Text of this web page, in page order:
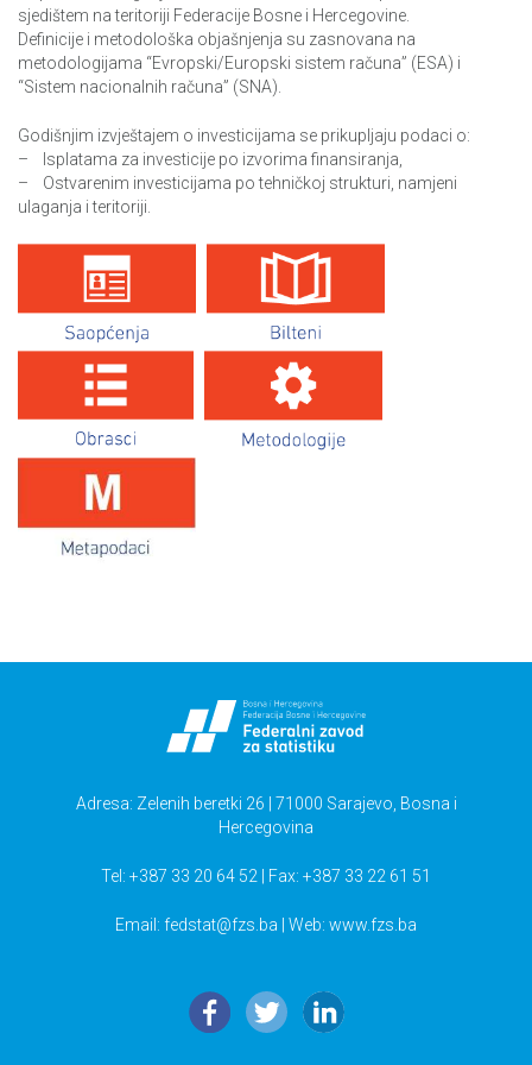
Anketa o potrošnji energije u domaćinstvima/kućanstvima
Mjerenje životnog standarda u BiH (LSMS)
Upotreba informaciono-komunikaciskih tehnologija u
preduzećima
Upotreba informaciono-komunikaciskih tehnologija u
Živjeti u BiH
Anketa o privatnim i poslovnim putovanjima
sjedištem na teritoriji Federacije Bosne i Hercegovine.
Definicije i metodološka objašnjenja su zasnovana na
metodologijama “Evropski/Europski sistem računa” (ESA) i
“Sistem nacionalnih računa” (SNA).
Godišnjim izvještajem o investicijama se prikupljaju podaci o:
– Isplatama za investicije po izvorima finansiranja,
– Ostvarenim investicijama po tehničkoj strukturi, namjeni
ulaganja i teritoriji.
Adresa: Zelenih beretki 26 | 71000 Sarajevo, Bosna i
Hercegovina
Tel: +387 33 20 64 52 | Fax: +387 33 22 61 51
Email: fedstat@fzs.ba | Web: www.fzs.ba